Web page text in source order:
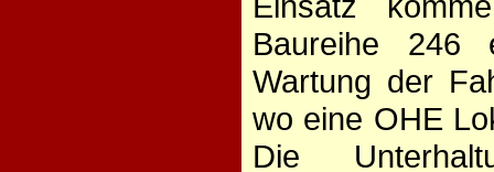
Baureihe 246
Wartung der
wo eine OHE
Die